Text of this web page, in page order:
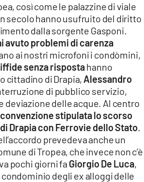
così come le palazzine di viale
secolo hanno usufruito del diritto
dalla sorgente Gasponi.
avuto problemi di carenza
ai nostri microfoni i condòmini,
senza rispostahanno
cittadino di Drapia, Alessandro
di pubblico servizio,
deviazione delle acque. Al centro
convenzione stipulata lo scorso
Drapia con Ferrovie dello Stato.
prevedeva anche un
di Tropea, che invece non c’è
pochi giorni fa Giorgio De Luca,
degli ex alloggi delle